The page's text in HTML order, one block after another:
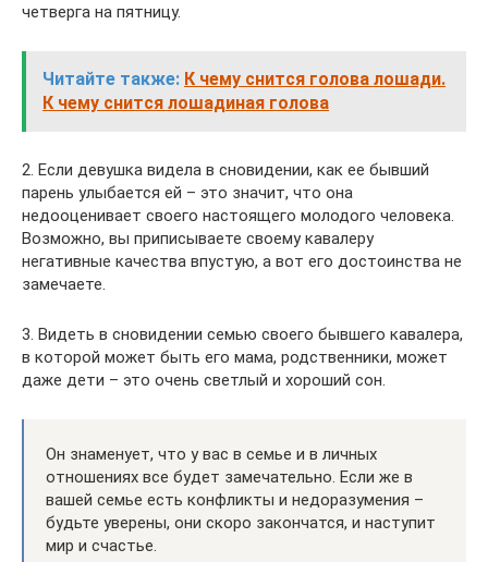
четверга на пятницу.
Читайте также: К чему снится голова лошади.
К чему снится лошадиная голова
2. Если девушка видела в сновидении, как ее бывший
парень улыбается ей – это значит, что она
недооценивает своего настоящего молодого человека.
Возможно, вы приписываете своему кавалеру
негативные качества впустую, а вот его достоинства не
замечаете.
3. Видеть в сновидении семью своего бывшего кавалера,
в которой может быть его мама, родственники, может
даже дети – это очень светлый и хороший сон.
Он знаменует, что у вас в семье и в личных
отношениях все будет замечательно. Если же в
вашей семье есть конфликты и недоразумения –
будьте уверены, они скоро закончатся, и наступит
мир и счастье.